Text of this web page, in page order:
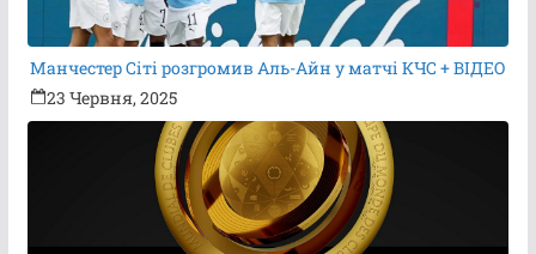
Манчестер Сіті розгромив Аль-Айн у матчі КЧС + ВІДЕО
23 Червня, 2025